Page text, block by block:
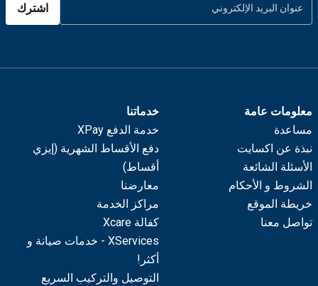
اشترك
معلومات عامة
مساعدة
نبذة عن اكسايت
الأسئلة الشائعة
الشروط و الأحكام
خريطة الموقع
تواصل معنا
خدماتنا
خدمة الدفع XPay
دفع الأقساط الشهرية (إيزي
أقساط)
معارضنا
مراكز الخدمة
كفالة Xcare
XServices - خدمات صيانة و
أكثر!
التوصيل والتركيب السريع